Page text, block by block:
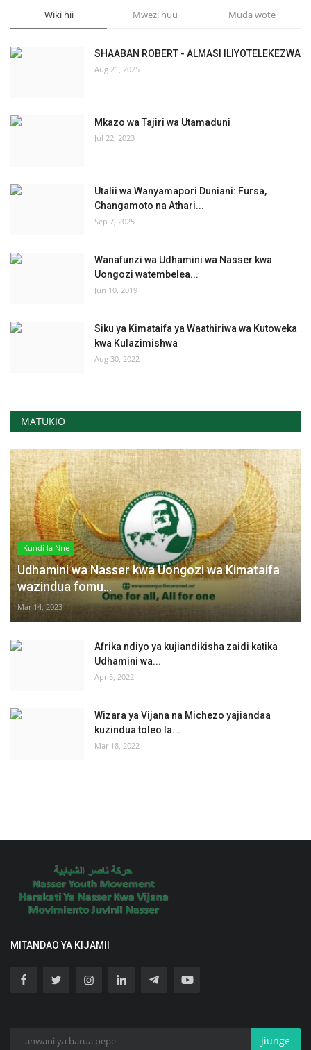
Wiki hii Mwezi huu Muda wote
SHAABAN ROBERT - ALMASI ILIYOTELEKEZWA
Aug 21, 2025
Mkazo wa Tajiri wa Utamaduni
Jul 22, 2023
Utalii wa Wanyamapori Duniani: Fursa,
Changamoto na Athari...
Sep 7, 2025
Wanafunzi wa Udhamini wa Nasser kwa
Uongozi watembelea...
Jun 10, 2019
Siku ya Kimataifa ya Waathiriwa wa Kutoweka
kwa Kulazimishwa
Aug 30, 2022
MATUKIO
Kundi la Nne
Udhamini wa Nasser kwa Uongozi wa Kimataifa
wazindua fomu...
Mar 14, 2023
Afrika ndiyo ya kujiandikisha zaidi katika
Udhamini wa...
Apr 5, 2022
Wizara ya Vijana na Michezo yajiandaa
kuzindua toleo la...
Mar 18, 2022
MITANDAO YA KIJAMII
jiunge